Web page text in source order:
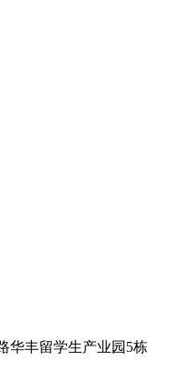
华丰留学生产业园5栋